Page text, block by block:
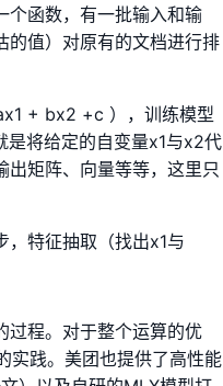
个函数，有一批输入和输
的值）对原有的文档进行排
+ bx2 +c ），训练模型
是将给定的自变量x1与x2代
矩阵、向量等等，这里只
，特征抽取（找出x1与
过程。对于整个运算的优
实践。美团也提供了高性能